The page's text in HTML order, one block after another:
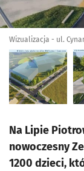
Wizualizacja - ul.
Na Lipie
nowoczesny
1200 dzieci,